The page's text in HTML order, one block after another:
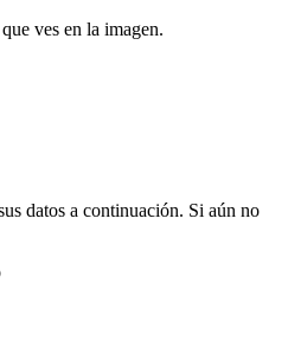
ves en la imagen.
datos a continuación. Si aún no